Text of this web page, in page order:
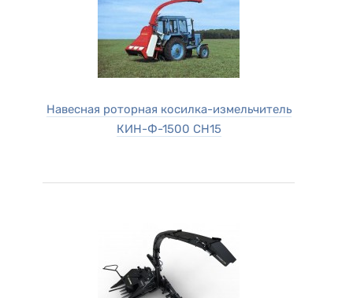
Навесная роторная косилка-измельчитель
КИН-Ф-1500 СН15